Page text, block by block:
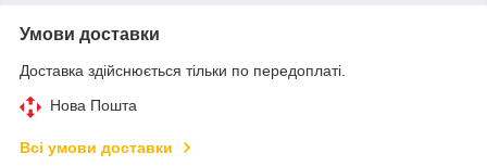
Умови доставки
Доставка здійснюється тільки по передоплаті.
Нова Пошта
Всі умови доставки